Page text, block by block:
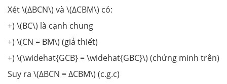
Xét \(∆BCN\) và \(∆CBM\) có:
+) \(BC\) là cạnh chung
+) \(CN = BM\) (giả thiết)
+) \(\widehat{GCB} = \widehat{GBC}\) (chứng minh trên)
Suy ra \(∆BCN = ∆CBM\) (c.g.c)